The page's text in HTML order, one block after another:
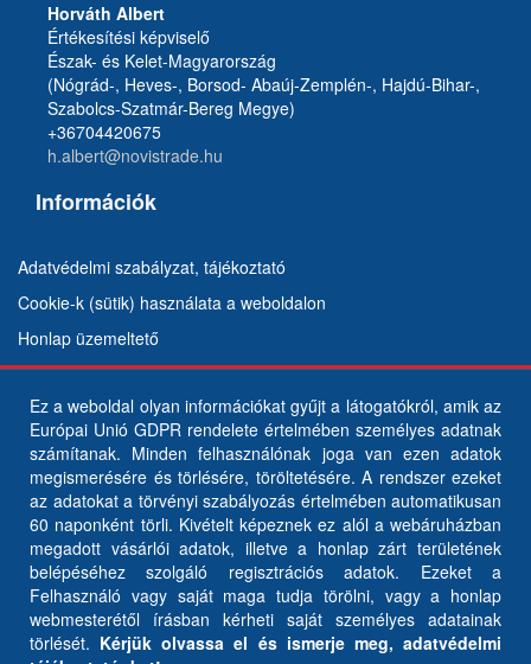
Horváth Albert
Értékesítési képviselő
Észak- és Kelet-Magyarország
(Nógrád-, Heves-, Borsod- Abaúj-Zemplén-, Hajdú-Bihar-,
Szabolcs-Szatmár-Bereg Megye)
+36704420675
h.albert@novistrade.hu
Információk
Adatvédelmi szabályzat, tájékoztató
Cookie-k (sütik) használata a weboldalon
Honlap üzemeltető
Ez a weboldal olyan információkat gyűjt a látogatókról, amik az
Európai Unió GDPR rendelete értelmében személyes adatnak
számítanak. Minden felhasználónak joga van ezen adatok
megismerésére és törlésére, töröltetésére. A rendszer ezeket
az adatokat a törvényi szabályozás értelmében automatikusan
60 naponként törli. Kivételt képeznek ez alól a webáruházban
megadott vásárlói adatok, illetve a honlap zárt területének
belépéséhez szolgáló regisztrációs adatok. Ezeket a
Felhasználó vagy saját maga tudja törölni, vagy a honlap
webmesterétől írásban kérheti saját személyes adatainak
törlését. Kérjük olvassa el és ismerje meg, adatvédelmi